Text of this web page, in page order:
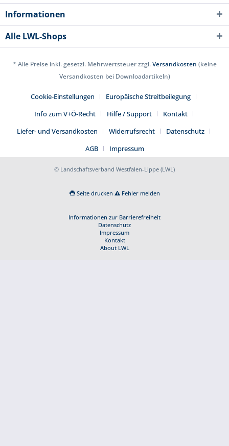
Informationen
Alle LWL-Shops
* Alle Preise inkl. gesetzl. Mehrwertsteuer zzgl.Versandkosten (keine
Versandkosten bei Downloadartikeln)
Cookie-Einstellungen
Europäische Streitbeilegung
Info zum V+Ö-Recht
Hilfe / Support
Kontakt
Liefer- und Versandkosten
Widerrufsrecht
Datenschutz
AGB
Impressum
© Landschaftsverband Westfalen-Lippe (LWL)
Seite drucken Fehler melden
Informationen zur Barrierefreiheit
Datenschutz
Impressum
Kontakt
About LWL